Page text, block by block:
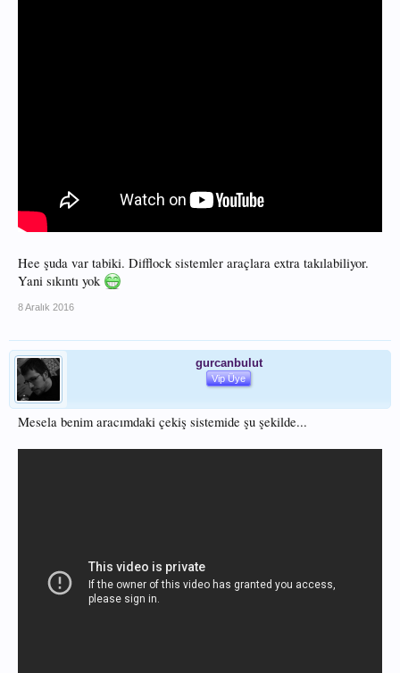
Hee şuda var tabiki. Difflock sistemler araçlara extra takılabiliyor.
Yani sıkıntı yok
8 Aralık 2016
gurcanbulut
Vip Üye
Mesela benim aracımdaki çekiş sistemide şu şekilde...